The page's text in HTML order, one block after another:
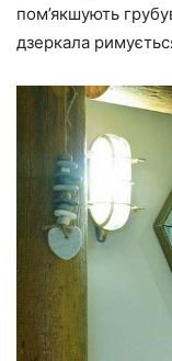
пом’якшують
дзеркала